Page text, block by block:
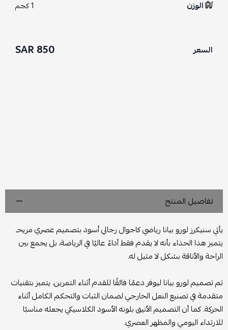
الوزن 1 كجم
السعر 850 SAR
تفاصيل المنتج
يأتي سنيكرز لورو بيانا رياضي كاجوال رجالي أسود بتصميم عصري مريحـ
يتميز هذا الحذاء بأنه لا يقدم فقط أداءً عاليًا في الرياضة، بل يجمع بين
الراحة والأناقة بشكل لا مثيل له.
تم تصميم لورو بيانا ليوفر دعمًا فائقًا للقدم أثناء التمرين. يتميز بتقنيات
متقدمة في تصنيع النعل الخارجي لضمان الثبات والتحكم الكامل أثناء
الحركة. كما أن التصميم الأنيق بلونه الأسود الكلاسيكي يجعله مناسبًا
للارتداء اليومي والمظهر العصري.